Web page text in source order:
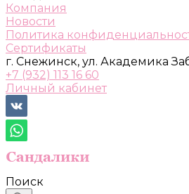
Компания
Новости
Политика
Сертификаты
г. Снежинск, ул. Академика
+7 (932) 113 16 60
Личный кабинет
Поиск